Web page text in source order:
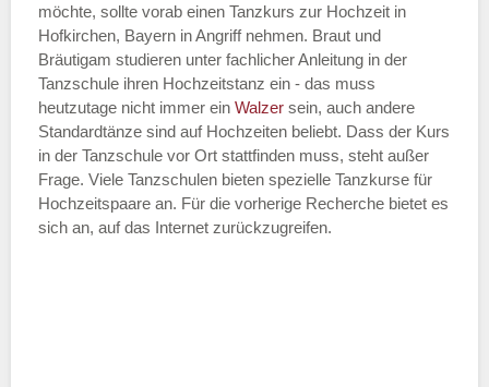
ÖFFNUNGSZEITEN HINZUFÜGEN
Dienstag
—
ÖFFNUNGSZEITEN HINZUFÜGEN
möchte, sollte vorab einen Tanzkurs zur Hochzeit in
Hofkirchen, Bayern in Angriff nehmen. Braut und
Bräutigam studieren unter fachlicher Anleitung in der
Tanzschule ihren Hochzeitstanz ein - das muss
heutzutage nicht immer ein Walzer sein, auch andere
Standardtänze sind auf Hochzeiten beliebt. Dass der Kurs
in der Tanzschule vor Ort stattfinden muss, steht außer
Frage. Viele Tanzschulen bieten spezielle Tanzkurse für
Hochzeitspaare an. Für die vorherige Recherche bietet es
sich an, auf das Internet zurückzugreifen.